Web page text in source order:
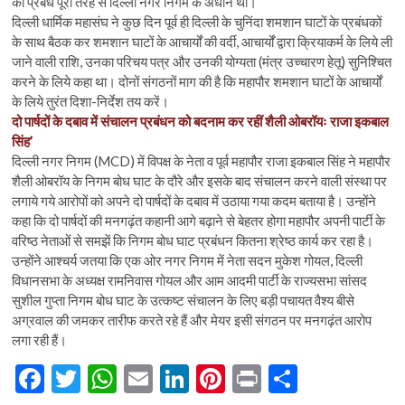
दिल्ली धार्मिक महासंघ ने कुछ दिन पूर्व ही दिल्ली के चुनिंदा शमशान घाटों के प्रबंधकों
के साथ बैठक कर शमशान घाटों के आचार्यों की वर्दी, आचार्यों द्वारा क्रियाकर्म के लिये ली
जाने वाली राशि, उनका परिचय पत्र और उनकी योग्यता (मंत्र उच्चारण हेतू) सुनिश्चित
करने के लिये कहा था। दोनों संगठनों माग की है कि महापौर शमशान घाटों के आचार्यों
के लिये तुरंत दिशा-निर्देश तय करें।
दो पार्षदों के दबाव में संचालन प्रबंधन को बदनाम कर रहीं शैली ओबरॉयः राजा इकबाल
सिंह’
दिल्ली नगर निगम (MCD) में विपक्ष के नेता व पूर्व महापौर राजा इकबाल सिंह ने महापौर
शैली ओबरॉय के निगम बोध घाट के दौरे और इसके बाद संचालन करने वाली संस्था पर
लगाये गये आरोपों को अपने दो पार्षदों के दबाव में उठाया गया कदम बताया है। उन्होंने
कहा कि दो पार्षदों की मनगढ़ंत कहानी आगे बढ़ाने से बेहतर होगा महापौर अपनी पार्टी के
वरिष्ठ नेताओं से समझें कि निगम बोध घाट प्रबंधन कितना श्रेष्ठ कार्य कर रहा है।
उन्होंने आश्चर्य जतया कि एक ओर नगर निगम में नेता सदन मुकेश गोयल, दिल्ली
विधानसभा के अध्यक्ष रामनिवास गोयल और आम आदमी पार्टी के राज्यसभा सांसद
सुशील गुप्ता निगम बोध घाट के उत्कष्ट संचालन के लिए बड़ी पचायत वैश्य बीसे
अग्रवाल की जमकर तारीफ करते रहे हैं और मेयर इसी संगठन पर मनगढ़ंत आरोप
लगा रही हैं।
F
T
W E
Li Pi Pr